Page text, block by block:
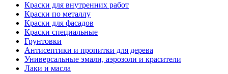
Краски для внутренних работ
Краски по металлу
Краски для фасадов
Краски специальные
Грунтовки
Антисептики и пропитки для дерева
Универсальные эмали, аэрозоли и красители
Лаки и масла